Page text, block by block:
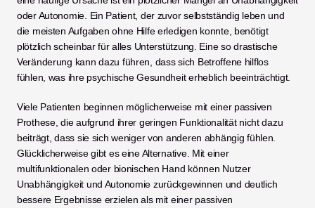
oder Autonomie. Ein Patient, der zuvor selbstständig leben und
die meisten Aufgaben ohne Hilfe erledigen konnte, benötigt
plötzlich scheinbar für alles Unterstützung. Eine so drastische
Veränderung kann dazu führen, dass sich Betroffene hilflos
fühlen, was ihre psychische Gesundheit erheblich beeinträchtigt.
Viele Patienten beginnen möglicherweise mit einer passiven
Prothese, die aufgrund ihrer geringen Funktionalität nicht dazu
beiträgt, dass sie sich weniger von anderen abhängig fühlen.
Glücklicherweise gibt es eine Alternative. Mit einer
multifunktionalen oder bionischen Hand können Nutzer
Unabhängigkeit und Autonomie zurückgewinnen und deutlich
bessere Ergebnisse erzielen als mit einer passiven